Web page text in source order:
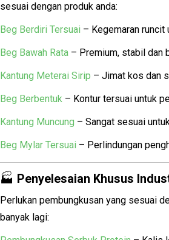
sesuai dengan produk anda:
Beg Berdiri Tersuai – Kegemaran
Beg Bawah Rata – Premium, stabil dan
Kantung Meterai Sirip – Jimat kos dan
Beg Berbentuk – Kontur tersuai untuk
Kantung Muncung – Sangat sesuai
Beg Mylar Tersuai – Perlindungan
🏭 Penyelesaian Khusus
Perlukan pembungkusan yang sesuai
banyak lagi: